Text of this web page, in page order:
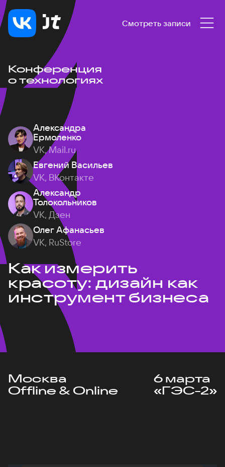
Смотреть записи
Конференция
о технологиях
Александра
Ермоленко
VK, Mail.ru
Евгений Васильев
VK, ВКонтакте
Александр
Толокольников
VK, Дзен
Олег Афанасьев
VK, RuStore
Как измерить
красоту: дизайн как
инструмент бизнеса
Москва
Offline & Online
6 марта
«ГЭС-2»